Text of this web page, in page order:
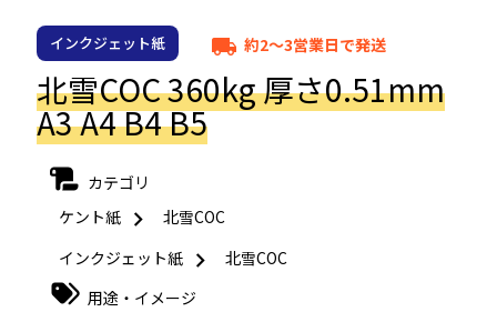
インクジェット紙 local_shipping 約2～3営業日で発送
北雪COC 360kg 厚さ0.51mm
A3 A4 B4 B5
カテゴリ
ケント紙
北雪COC
インクジェット紙
北雪COC
用途・イメージ